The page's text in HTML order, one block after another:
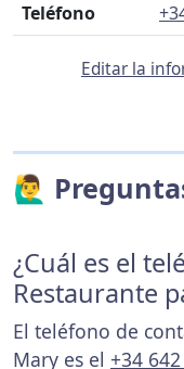
Teléfono
Editar la
🙋‍♂️
¿Cuál es el
Restaurante
El teléfono de
Mary es el +34